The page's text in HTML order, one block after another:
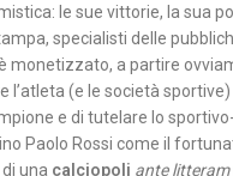
le sue vittorie, la sua
specialisti delle
a partire
l’atleta (e le società
e di tutelare lo
Paolo Rossi come il
una calciopoli ante litteram